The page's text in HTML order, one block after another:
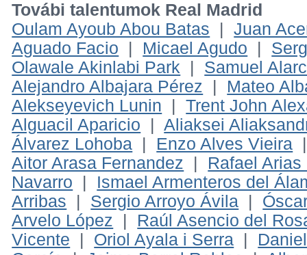
Továbi talentumok Real Madrid
Oulam Ayoub Abou Batas |Juan
Aguado Facio
Micael Agudo
Olawale Akinlabi Park
Samuel
Alejandro Albajara Pérez
Mateo
Alekseyevich Lunin |Trent John
Alguacil Aparicio |Aliaksei
Álvarez Lohoba
Enzo Alves Vieira
Aitor Arasa Fernandez
Rafael Arias
Navarro
Ismael Armenteros del
Arribas
Sergio Arroyo Ávila
Arvelo López
Raúl Asencio del
Vicente
Oriol Ayala i Serra